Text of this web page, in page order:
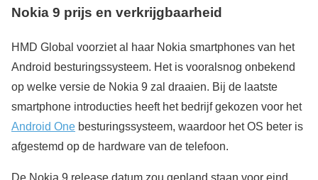
Nokia 9 prijs en verkrijgbaarheid
HMD Global voorziet al haar Nokia smartphones van het
Android besturingssysteem. Het is vooralsnog onbekend
op welke versie de Nokia 9 zal draaien. Bij de laatste
smartphone introducties heeft het bedrijf gekozen voor het
Android One besturingssysteem, waardoor het OS beter is
afgestemd op de hardware van de telefoon.